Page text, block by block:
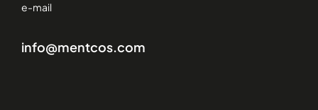
e-mail
info@mentcos.com